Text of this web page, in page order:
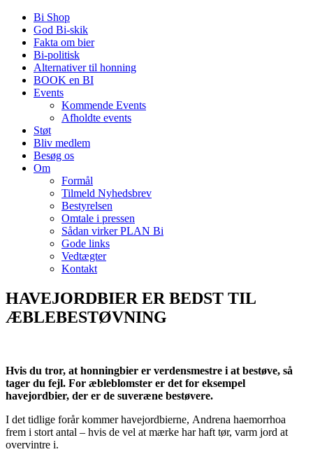
Bi Shop
God Bi-skik
Fakta om bier
Bi-politisk
Alternativer til honning
BOOK en BI
Events
Kommende Events
Afholdte events
Støt
Bliv medlem
Besøg os
Om
Formål
Tilmeld Nyhedsbrev
Bestyrelsen
Omtale i pressen
Sådan virker PLAN Bi
Gode links
Vedtægter
Kontakt
HAVEJORDBIER ER BEDST TIL
ÆBLEBESTØVNING
Hvis du tror, at honningbier er verdensmestre i at bestøve, så
tager du fejl. For æbleblomster er det for eksempel
havejordbier, der er de suveræne bestøvere.
I det tidlige forår kommer havejordbierne, Andrena haemorrhoa
frem i stort antal – hvis de vel at mærke har haft tør, varm jord at
overvintre i.